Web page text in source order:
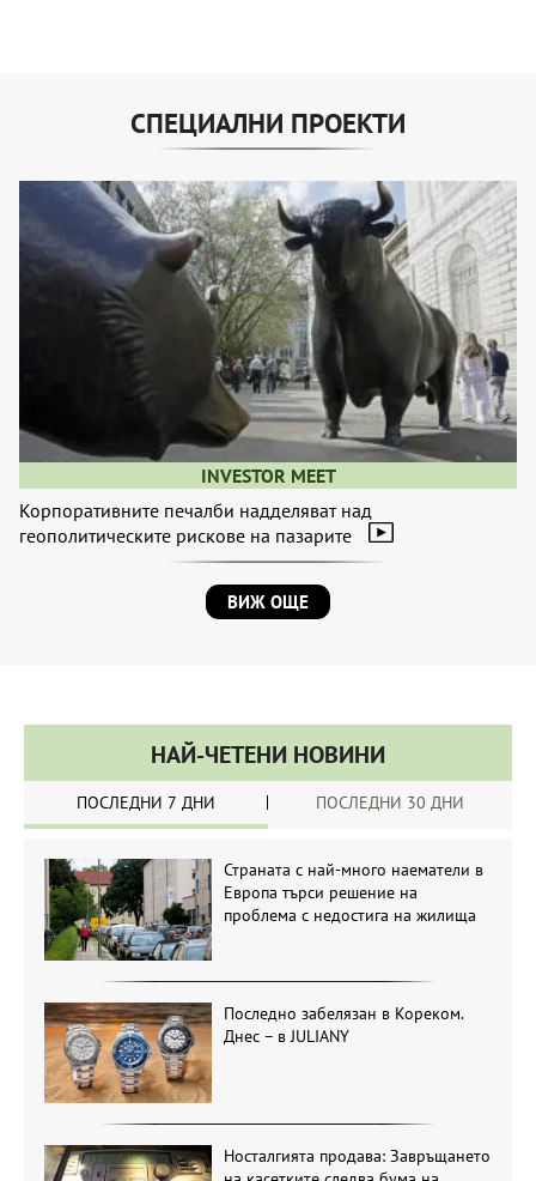
СПЕЦИАЛНИ ПРОЕКТИ
INVESTOR MEET
Корпоративните печалби надделяват над
геополитическите рискове на пазарите
ВИЖ ОЩЕ
НАЙ-ЧЕТЕНИ НОВИНИ
ПОСЛЕДНИ 7 ДНИ ПОСЛЕДНИ 30 ДНИ
Страната с най-много наематели в
Европа търси решение на
проблема с недостига на жилища
Последно забелязан в Кореком.
Днес – в JULIANY
Носталгията продава: Завръщането